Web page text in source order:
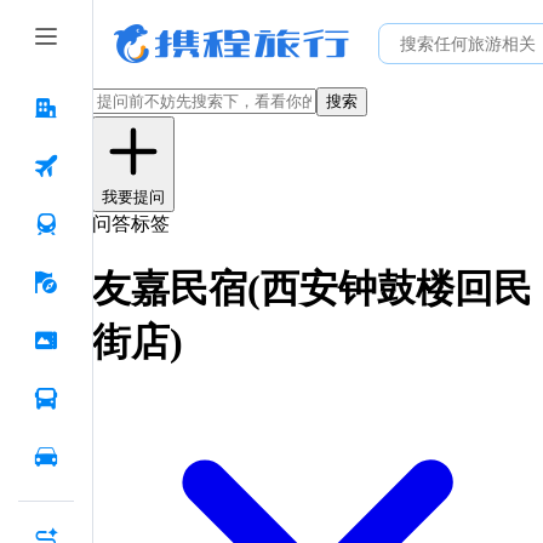
搜索
我要提问
问答标签
友嘉民宿(西安钟鼓楼回民
街店)